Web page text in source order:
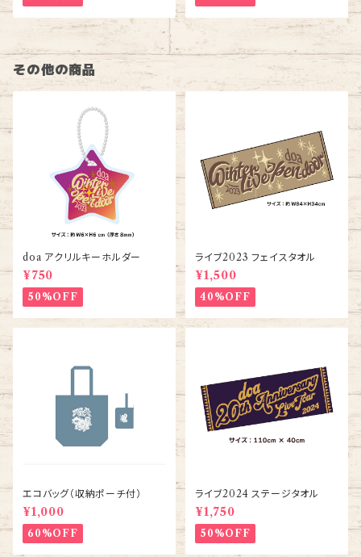
その他の商品
doa アクリルキーホルダー
¥750
50%OFF
ライブ2023 フェイスタオル
¥1,500
40%OFF
エコバッグ（収納ポーチ付）
¥1,000
60%OFF
ライブ2024 ステージタオル
¥1,750
50%OFF